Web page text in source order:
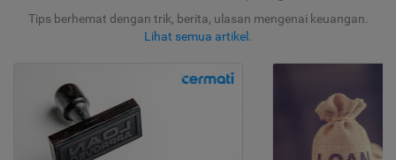
Tips berhemat dengan trik, berita, ulasan mengenai keuangan.
Lihat semua artikel .